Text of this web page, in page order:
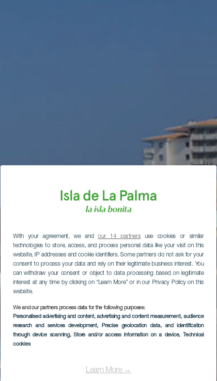
With your agreement, we andour 14 partnersuse cookies or similar
technologies to store, access, and process personal data like your visit on this
website, IP addresses and cookie identifiers. Some partners do not ask for your
consent to process your data and rely on their legitimate business interest. You
can withdraw your consent or object to data processing based on legitimate
interest at any time by clicking on “Learn More” or in our Privacy Policy on this
website.
We and our partners process data for the following purposes:
Personalised advertising and content, advertising and content measurement, audience
research and services development, Precise geolocation data, and identification
through device scanning, Store and/or access information on a device, Technical
cookies
Learn More →